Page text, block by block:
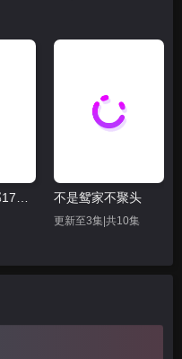
不是鸳家不聚头
更新至3集|共10集